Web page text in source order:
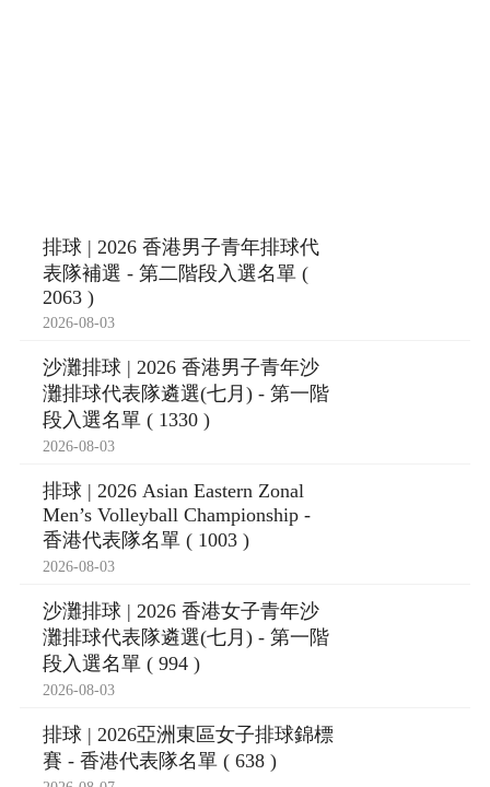
排球 | 2026 香港男子青年排球代
表隊補選 - 第二階段入選名單 (
2063 )
2026-08-03
沙灘排球 | 2026 香港男子青年沙
灘排球代表隊遴選(七月) - 第一階
段入選名單 ( 1330 )
2026-08-03
排球 | 2026 Asian Eastern Zonal
Men’s Volleyball Championship -
香港代表隊名單 ( 1003 )
2026-08-03
沙灘排球 | 2026 香港女子青年沙
灘排球代表隊遴選(七月) - 第一階
段入選名單 ( 994 )
2026-08-03
排球 | 2026亞洲東區女子排球錦標
賽 - 香港代表隊名單 ( 638 )